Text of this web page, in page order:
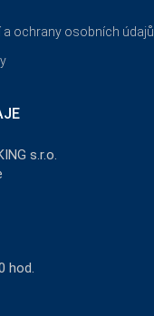
ochrany osobních údajů
s.r.o.
hod.